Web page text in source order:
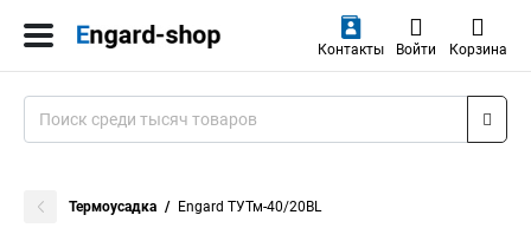
Контакты Войти Корзина
Термоусадка Engard ТУТм-40/20BL